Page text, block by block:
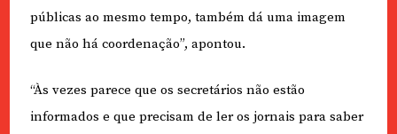
públicas ao mesmo tempo, também dá uma imagem
que não há coordenação”, apontou.
“Às vezes parece que os secretários não estão
informados e que precisam de ler os jornais para saber